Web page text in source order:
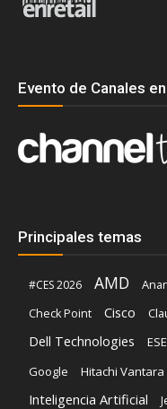
Evento de Canales
Principales temas
#CES 2026 AMD
Check Point
Cisco
Dell Technologies
Google Hitachi Vantara
Inteligencia Artificial